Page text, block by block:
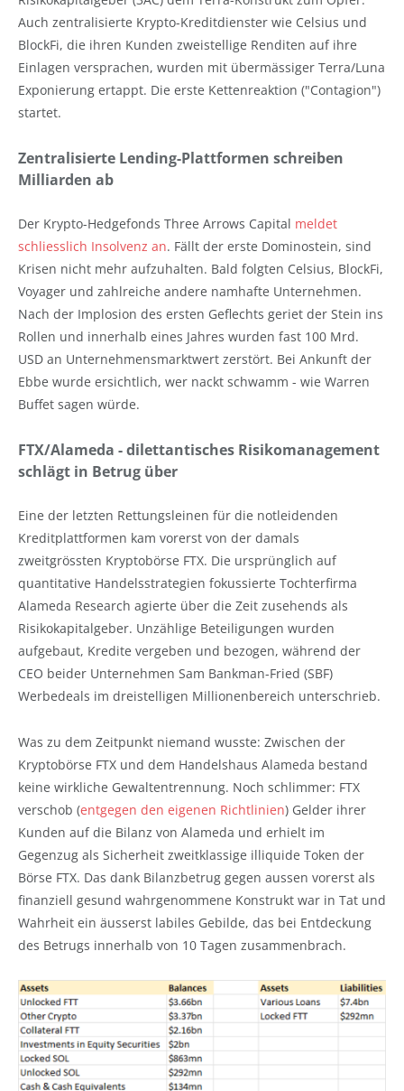
Auch zentralisierte Krypto-Kreditdienster wie Celsius und
BlockFi, die ihren Kunden zweistellige Renditen auf ihre
Einlagen versprachen, wurden mit übermässiger Terra/Luna
Exponierung ertappt. Die erste Kettenreaktion ("Contagion")
startet.
Zentralisierte Lending-Plattformen schreiben
Milliarden ab
Der Krypto-Hedgefonds Three Arrows Capital meldet
schliesslich Insolvenz an. Fällt der erste Dominostein, sind
Krisen nicht mehr aufzuhalten. Bald folgten Celsius, BlockFi,
Voyager und zahlreiche andere namhafte Unternehmen.
Nach der Implosion des ersten Geflechts geriet der Stein ins
Rollen und innerhalb eines Jahres wurden fast 100 Mrd.
USD an Unternehmensmarktwert zerstört. Bei Ankunft der
Ebbe wurde ersichtlich, wer nackt schwamm - wie Warren
Buffet sagen würde.
FTX/Alameda - dilettantisches Risikomanagement
schlägt in Betrug über
Eine der letzten Rettungsleinen für die notleidenden
Kreditplattformen kam vorerst von der damals
zweitgrössten Kryptobörse FTX. Die ursprünglich auf
quantitative Handelsstrategien fokussierte Tochterfirma
Alameda Research agierte über die Zeit zusehends als
Risikokapitalgeber. Unzählige Beteiligungen wurden
aufgebaut, Kredite vergeben und bezogen, während der
CEO beider Unternehmen Sam Bankman-Fried (SBF)
Werbedeals im dreistelligen Millionenbereich unterschrieb.
Was zu dem Zeitpunkt niemand wusste: Zwischen der
Kryptobörse FTX und dem Handelshaus Alameda bestand
keine wirkliche Gewaltentrennung. Noch schlimmer: FTX
verschob (entgegen den eigenen Richtlinien) Gelder ihrer
Kunden auf die Bilanz von Alameda und erhielt im
Gegenzug als Sicherheit zweitklassige illiquide Token der
Börse FTX. Das dank Bilanzbetrug gegen aussen vorerst als
finanziell gesund wahrgenommene Konstrukt war in Tat und
Wahrheit ein äusserst labiles Gebilde, das bei Entdeckung
des Betrugs innerhalb von 10 Tagen zusammenbrach.